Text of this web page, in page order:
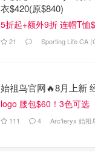
衣$420(原$840)
5折起+额外9折 连帽T恤
21 Sporting Life CA
始祖鸟官网🔥8月上新
logo 腰包$60！3色可选
111 4 Arc'teryx 始祖